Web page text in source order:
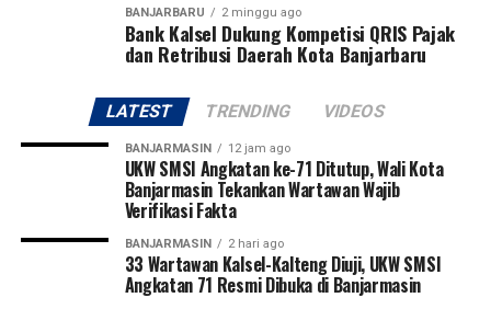
WhatsApp 0 Facebook 0
Messenger 0
BANJARBARU 2 minggu ago
Bank Kalsel Dukung Kompetisi QRIS Pajak
dan Retribusi Daerah Kota Banjarbaru
LATEST TRENDING VIDEOS
BANJARMASIN 12 jam ago
UKW SMSI Angkatan ke-71 Ditutup, Wali Kota
Banjarmasin Tekankan Wartawan Wajib
Verifikasi Fakta
BANJARMASIN 2 hari ago
33 Wartawan Kalsel-Kalteng Diuji, UKW SMSI
Angkatan 71 Resmi Dibuka di Banjarmasin